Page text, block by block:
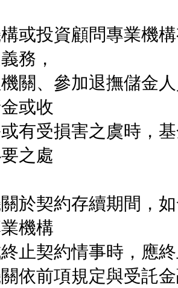
或投資顧問專業機
務，
關、參加退撫儲金
或收
有受損害之虞時，
之處
於契約存續期間，
機構
止契約情事時，應
依前項規定與受託